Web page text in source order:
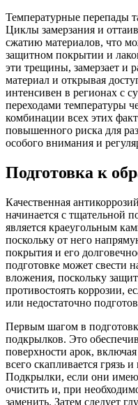
Температурные перепады
Циклы замерзания и
сжатию материалов, что
защитном покрытии и
эти трещины, замерзает и
материал и открывая
интенсивен в регионах с
переходами температуры
комбинации всех этих
повышенного риска для
особого внимания и
Подготовка к
Качественная
начинается с тщательной
является краеугольным
поскольку от него
покрытия и его
подготовке может свести
вложения, поскольку
противостоять коррозии,
или недостаточно
Первым шагом в
подкрылков. Это
поверхности арок,
всего скапливается грязь
Подкрылки, если они
очистить и, при
заменить. Затем следует